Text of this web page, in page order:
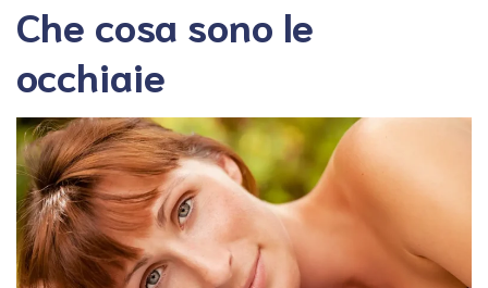
Che cosa sono le
occhiaie